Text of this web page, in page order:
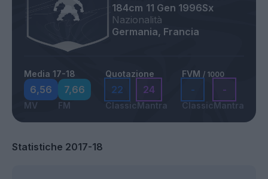
184cm 11 Gen 1996Sx
Nazionalità
Germania, Francia
Media 17-18
6,56
MV
7,66
FM
Quotazione
22
Classic
24
Mantra
FVM / 1000
-
Classic
-
Mantra
Statistiche 2017-18